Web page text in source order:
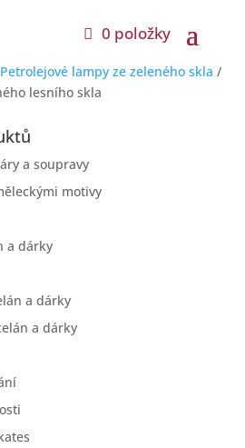
0 položky
Petrolejové lampy ze zeleného skla /
lesního skla
a soupravy
motivy
a dárky
a dárky
a dárky